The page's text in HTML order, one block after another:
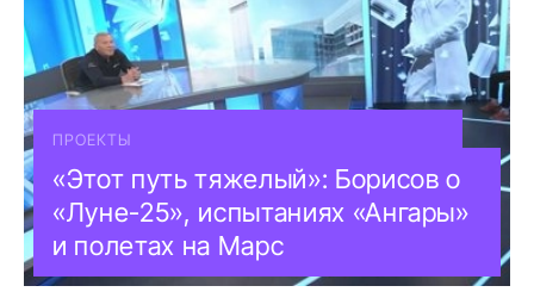
ПРОЕКТЫ
«Этот путь тяжелый»: Борисов о
«Луне-25», испытаниях «Ангары»
и полетах на Марс